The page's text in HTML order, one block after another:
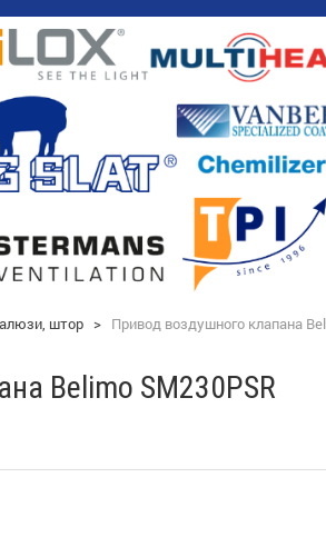
штор > Привод воздушного клапана
Belimo SM230PSR